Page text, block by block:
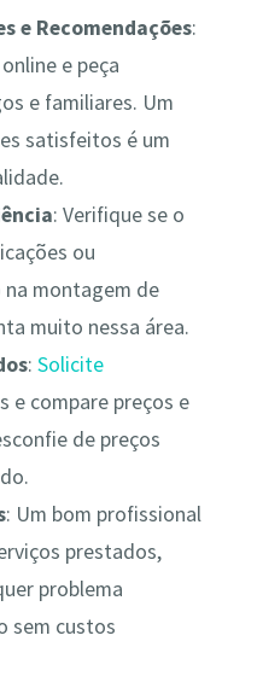
e Recomendações:
e peça
e familiares. Um
satisfeitos é um
: Verifique se o
ou
montagem de
muito nessa área.
:Solicite
e compare preços e
de preços
: Um bom profissional
prestados,
problema
sem custos